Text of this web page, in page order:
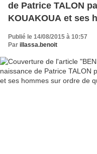
de Patrice TALON
KOUAKOUA et ses
Publié le 14/08/2015 à 10:57
Par illassa.benoit